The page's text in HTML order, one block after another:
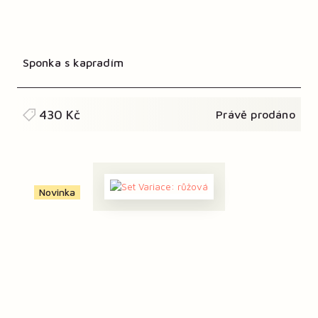
Sponka s kapradím
430 Kč Právě prodáno
Novinka